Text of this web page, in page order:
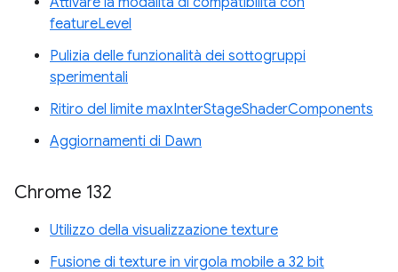
featureLevel
Pulizia delle funzionalità dei sottogruppi
sperimentali
Ritiro del limite maxInterStageShaderComponents
Aggiornamenti di Dawn
Chrome 132
Utilizzo della visualizzazione texture
Fusione di texture in virgola mobile a 32 bit